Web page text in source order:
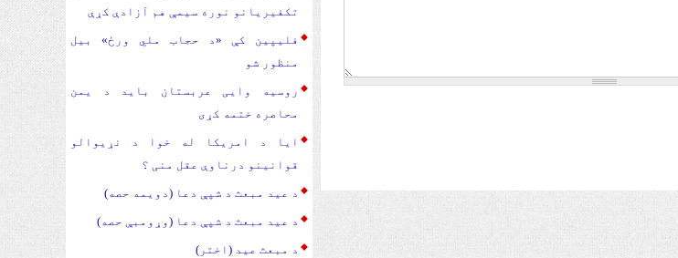
تکفیریانو نوره سیمې هم آزادې کړې
فلیپین کې «د حجاب ملي ورځ» بیل
منظور شو
روسیه وایی عربستان باید د یمن
محاصره ختمه کړی
ایا د امریکا له خوا د نړیوالو
قوانینو درناوې عقل منی ؟
د عید مبعث د شپې دعا (دویمه حصه)
د عید مبعث د شپې دعا (وړومبې حصه)
د مبعث عید (اختر)